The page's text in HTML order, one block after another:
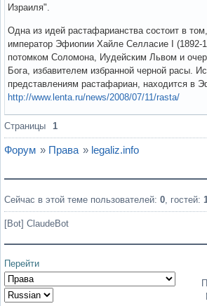
Израиля".
Одна из идей растафарианства состоит в
император Эфиопии Хайле Селласие I (1892-
потомком Соломона, Иудейским Львом и
Бога, избавителем избранной черной расы.
представлениям растафариан, находится в
http://www.lenta.ru/news/2008/07/11/rasta/
Вне форума
Страницы 1
Форум » Права » legaliz.info
Сейчас в этой теме пользователей: 0 , гостей:
[Bot] ClaudeBot
Перейти